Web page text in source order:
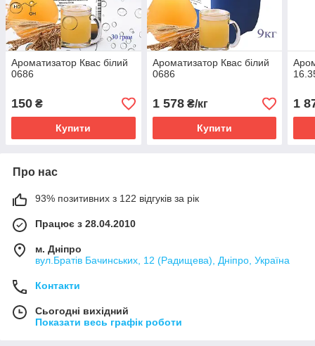
Ароматизатор Квас білий
0686
150 ₴
Купити
Ароматизатор Квас білий
0686
1 578₴/кг
Купити
1
Про нас
93% позитивних з 122 відгуків за рік
Працює з 28.04.2010
м. Дніпро
вул.Братів Бачинських, 12 (Радищева), Дніпро, Україна
Контакти
Сьогодні вихідний
Показати весь графік роботи